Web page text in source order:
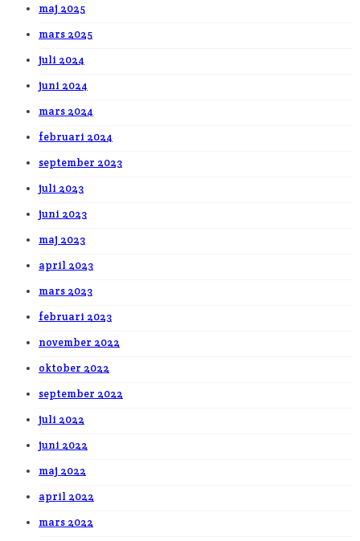
maj 2025
mars 2025
juli 2024
juni 2024
mars 2024
februari 2024
september 2023
juli 2023
juni 2023
maj 2023
april 2023
mars 2023
februari 2023
november 2022
oktober 2022
september 2022
juli 2022
juni 2022
maj 2022
april 2022
mars 2022